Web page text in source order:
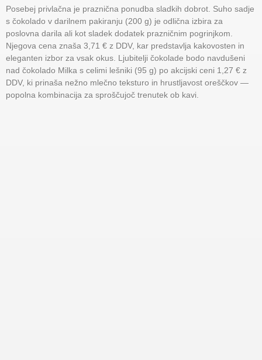
Posebej privlačna je praznična ponudba sladkih dobrot. Suho sadje
s čokolado v darilnem pakiranju (200 g) je odlična izbira za
poslovna darila ali kot sladek dodatek prazničnim pogrinjkom.
Njegova cena znaša 3,71 € z DDV, kar predstavlja kakovosten in
eleganten izbor za vsak okus. Ljubitelji čokolade bodo navdušeni
nad čokolado Milka s celimi lešniki (95 g) po akcijski ceni 1,27 € z
DDV, ki prinaša nežno mlečno teksturo in hrustljavost oreščkov —
popolna kombinacija za sproščujoč trenutek ob kavi.